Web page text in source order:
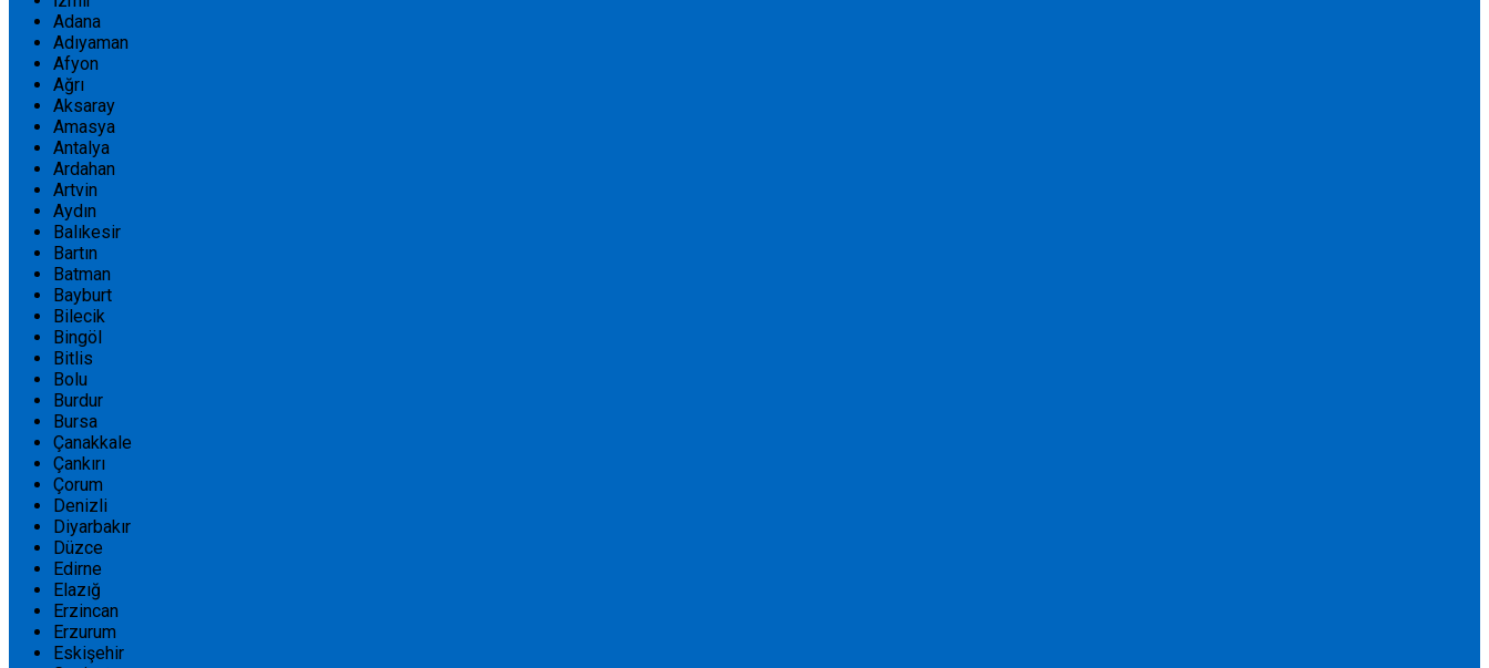
Adana
Adıyaman
Afyon
Ağrı
Aksaray
Amasya
Antalya
Ardahan
Artvin
Aydın
Balıkesir
Bartın
Batman
Bayburt
Bilecik
Bingöl
Bitlis
Bolu
Burdur
Bursa
Çanakkale
Çankırı
Çorum
Denizli
Diyarbakır
Düzce
Edirne
Elazığ
Erzincan
Erzurum
Eskişehir